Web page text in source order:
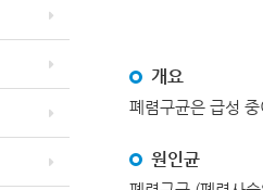
개요
폐렴구균은 급성
원인균